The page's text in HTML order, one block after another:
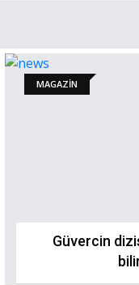
MAGAZİN
Güvercin